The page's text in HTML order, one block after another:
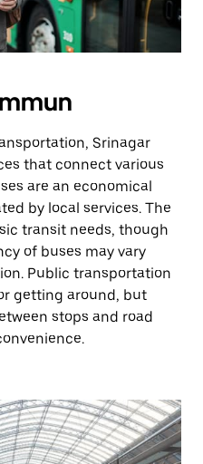
Srinagar
that connect various
are an economical
by local services. The
transit needs, though
of buses may vary
Public transportation
getting around, but
stops and road